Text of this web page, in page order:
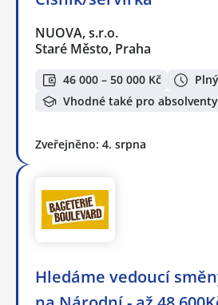
NUOVA, s.r.o.
Staré Město, Praha
46 000 – 50 000 Kč
Vhodné také pro absolventy
Zveřejněno: 4. srpna
Hledáme vedoucí